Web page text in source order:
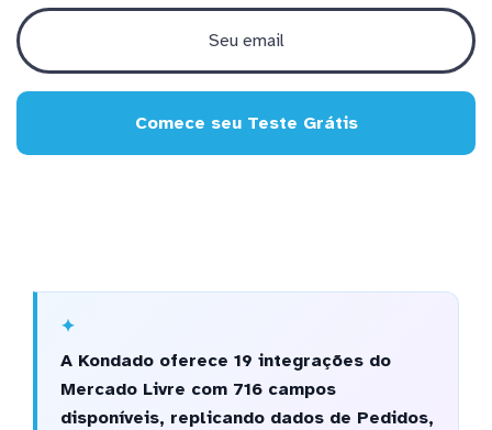
Comece seu Teste Grátis
A Kondado oferece 19 integrações do
Mercado Livre com 716 campos
disponíveis, replicando dados de Pedidos,